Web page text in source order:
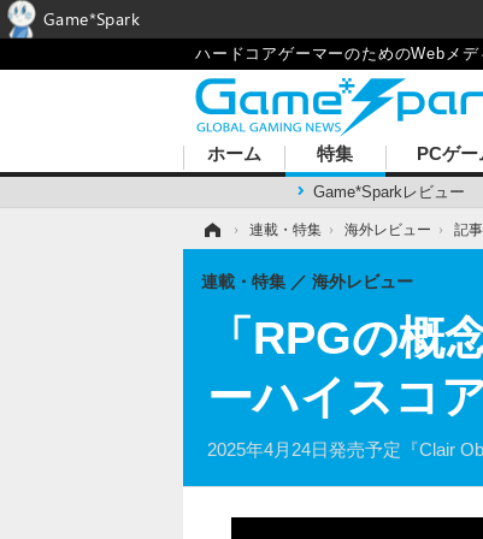
ハードコアゲーマーのためのWebメデ
ホーム 特集
Game*Sparkレビュー
PCゲー
› 連載・特集 › 海外レビュー › 記事
「RPGの概
ーハイスコ
2025年4月24日発売予定『Clair
連載・特集 海外レビュー
Game*Spark